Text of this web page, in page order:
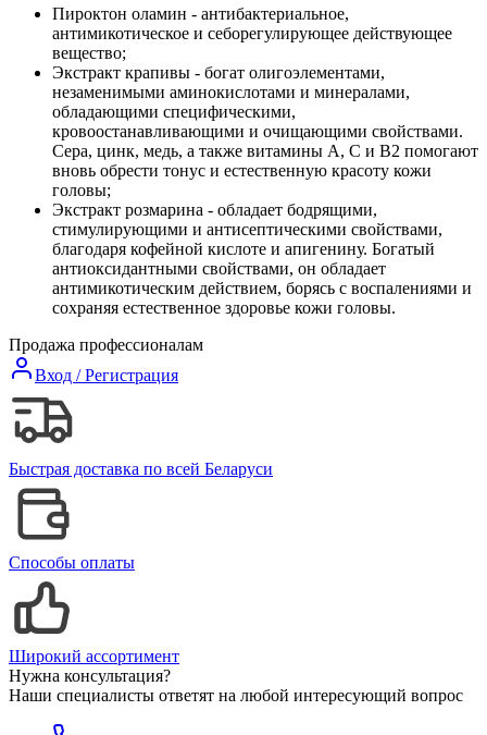
Пироктон оламин - антибактериальное,
антимикотическое и себорегулирующее действующее
вещество;
Экстракт крапивы - богат олигоэлементами,
незаменимыми аминокислотами и минералами,
обладающими специфическими,
кровоостанавливающими и очищающими свойствами.
Сера, цинк, медь, а также витамины А, С и В2 помогают
вновь обрести тонус и естественную красоту кожи
головы;
Экстракт розмарина - обладает бодрящими,
стимулирующими и антисептическими свойствами,
благодаря кофейной кислоте и апигенину. Богатый
антиоксидантными свойствами, он обладает
антимикотическим действием, борясь с воспалениями и
сохраняя естественное здоровье кожи головы.
Продажа профессионалам
Вход / Регистрация
Быстрая доставка по всей Беларуси
Способы оплаты
Широкий ассортимент
Нужна консультация?
Наши специалисты ответят на любой интересующий вопрос